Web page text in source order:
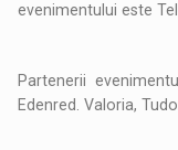
evenimentului este
Partenerii
Edenred. Valoria,